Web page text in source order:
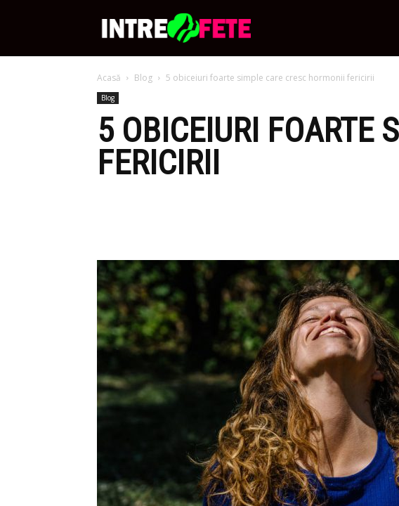
Fete
Acasă Blog 5 obiceiuri foarte simple care cresc hormonii fericirii
Blog
5 OBICEIURI FOARTE
FERICIRII